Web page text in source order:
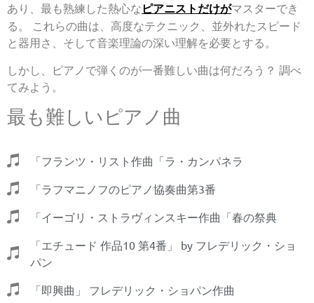
あり、最も熟練した熱心な ピアニストだけがマスターでき
る。 これらの曲は、高度なテクニック、並外れたスピード
と器用さ、そして音楽理論の深い理解を必要とする。
しかし、ピアノで弾くのが一番難しい曲は何だろう？ 調べ
てみよう。
最も難しいピアノ曲
「フランツ・リスト作曲「ラ・カンパネラ
「ラフマニノフのピアノ協奏曲第3番
「イーゴリ・ストラヴィンスキー作曲「春の祭典
「エチュード 作品10 第4番」 by フレデリック・ショ
パン
「即興曲」 フレデリック・ショパン作曲